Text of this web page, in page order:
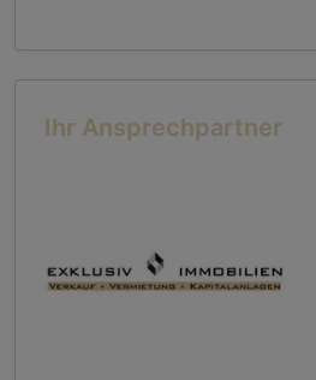
Ihr Ansprechpartner